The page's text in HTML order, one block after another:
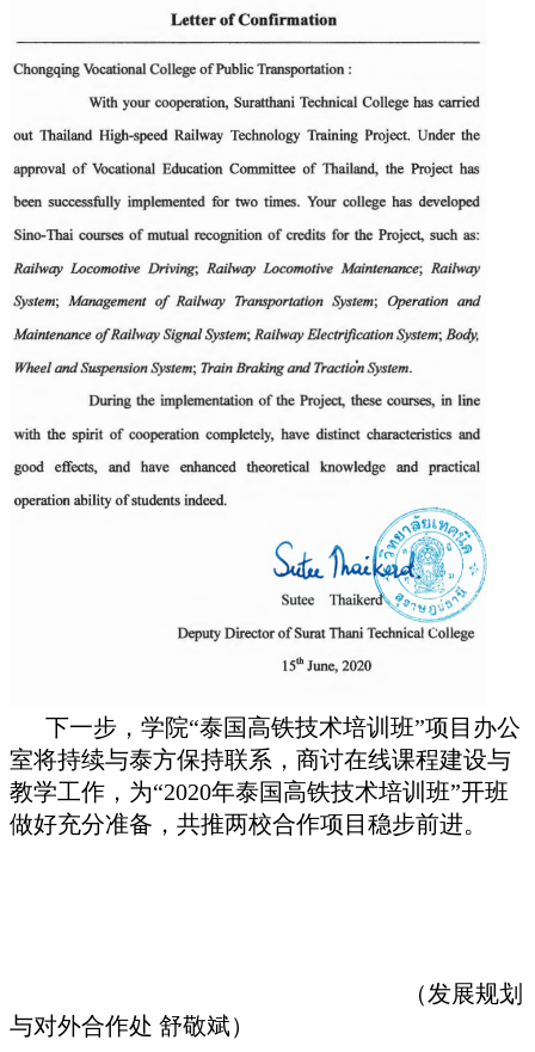
下一步，学院“泰国高铁技术培训班”项目办公
室将持续与泰方保持联系，商讨在线课程建设与
教学工作，为“2020年泰国高铁技术培训班”开班
做好充分准备，共推两校合作项目稳步前进。
（发展规划
与对外合作处 舒敬斌）